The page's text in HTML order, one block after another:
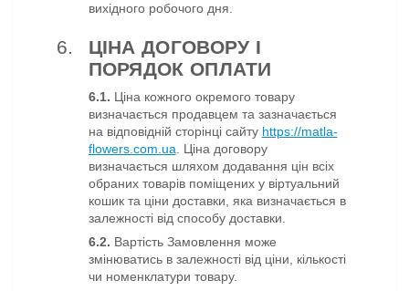
вихідного робочого дня.
ЦІНА ДОГОВОРУ І
ПОРЯДОК ОПЛАТИ
6.1. Ціна кожного окремого товару
визначається продавцем та зазначається
на відповідній сторінці сайту https://matla-
flowers.com.ua . Ціна договору
визначається шляхом додавання цін всіх
обраних товарів поміщених у віртуальний
кошик та ціни доставки, яка визначається в
залежності від способу доставки.
6.2. Вартість Замовлення може
змінюватись в залежності від ціни, кількості
чи номенклатури товару.